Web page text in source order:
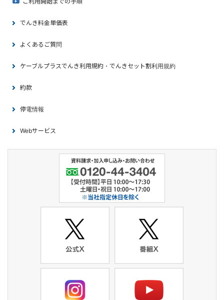
でんき料金単価表
よくあるご質問
ケーブルプラスでんき利用規約・でんきセット割利用規約
約款
停電情報
Webサービス